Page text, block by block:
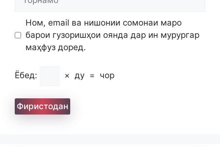
Ном, email ва нишонии сомонаи маро
барои гузоришҳои оянда дар ин мурургар
маҳфуз доред.
Ёбед: × ду = чор